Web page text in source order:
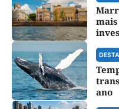
mais
ano